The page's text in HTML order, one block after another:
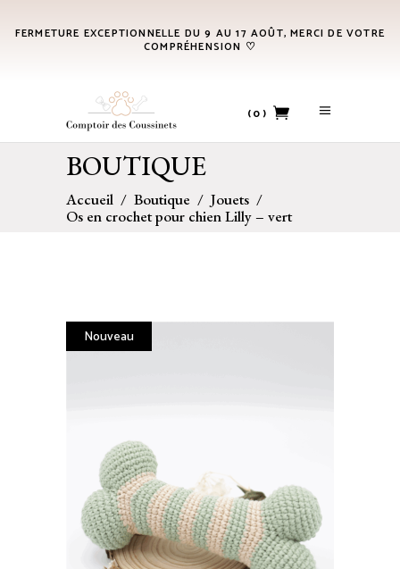
FERMETURE EXCEPTIONNELLE DU 9 AU 17 AOÛT, MERCI DE VOTRE
COMPRÉHENSION ♡
(0)
No products in the cart.
BOUTIQUE
Accueil / Boutique / Jouets /
Os en crochet pour chien Lilly – vert
Nouveau